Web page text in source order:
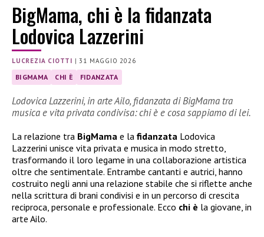
BigMama, chi è la fidanzata
Lodovica Lazzerini
LUCREZIA CIOTTI |31 MAGGIO 2026
BIGMAMA CHI È FIDANZATA
Lodovica Lazzerini, in arte Ailo, fidanzata di BigMama tra
musica e vita privata condivisa: chi è e cosa sappiamo di lei.
La relazione tra BigMama e la fidanzata Lodovica
Lazzerini unisce vita privata e musica in modo stretto,
trasformando il loro legame in una collaborazione artistica
oltre che sentimentale. Entrambe cantanti e autrici, hanno
costruito negli anni una relazione stabile che si riflette anche
nella scrittura di brani condivisi e in un percorso di crescita
reciproca, personale e professionale. Ecco chi è la giovane, in
arte Ailo.